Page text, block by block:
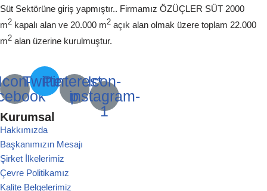
Süt Sektörüne giriş yapmıştır.. Firmamız ÖZÜÇLER SÜT 2000
m2 kapalı alan ve 20.000 m2 açık alan olmak üzere toplam 22.000
m2 alan üzerine kurulmuştur.
Twitter
Pinterest-
p
Icon-
instagram-
1
Kurumsal
Hakkımızda
Başkanımızın Mesajı
Şirket İlkelerimiz
Çevre Politikamız
Kalite Belgelerimiz